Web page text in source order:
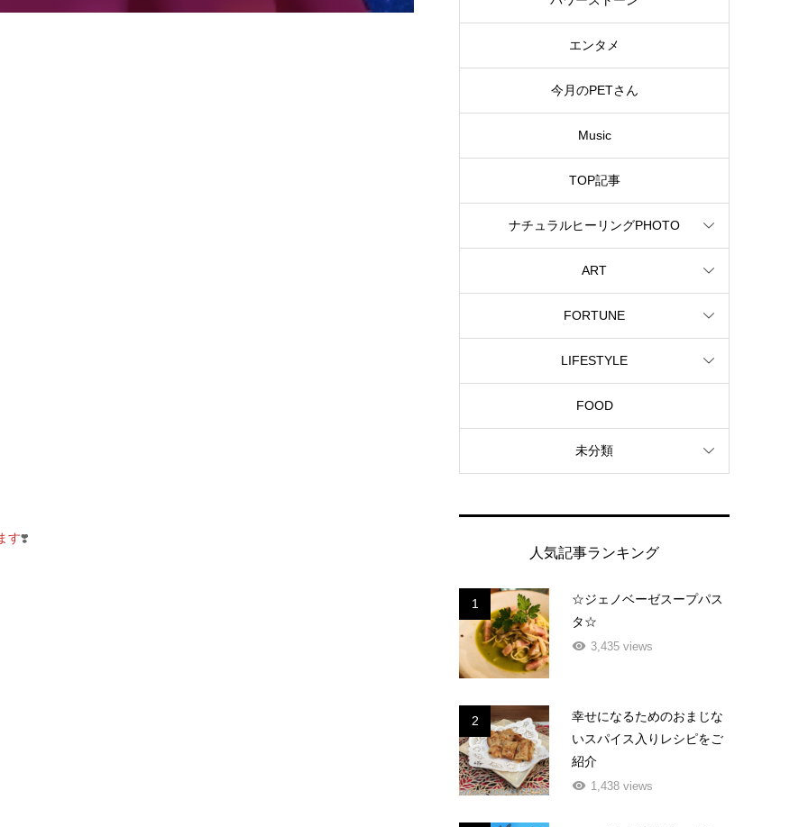
す❣️
エンタメ
今月のPETさん
Music
TOP記事
ナチュラルヒーリングPHOTO
ART
FORTUNE
LIFESTYLE
FOOD
未分類
人気記事ランキング
1
☆ジェノベーゼスープパス
タ☆
3,435 views
2
幸せになるためのおまじな
いスパイス入りレシピをご
紹介
1,438 views